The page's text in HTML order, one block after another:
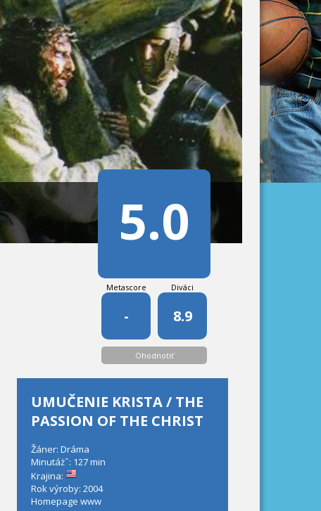
5.0
Metascore
-
Diváci
8.9
Ohodnotiť
UMUČENIE KRISTA / THE
PASSION OF THE CHRIST
Žáner: Dráma
Minutáż˝: 127 min
Krajina:
Rok výroby: 2004
Homepage www